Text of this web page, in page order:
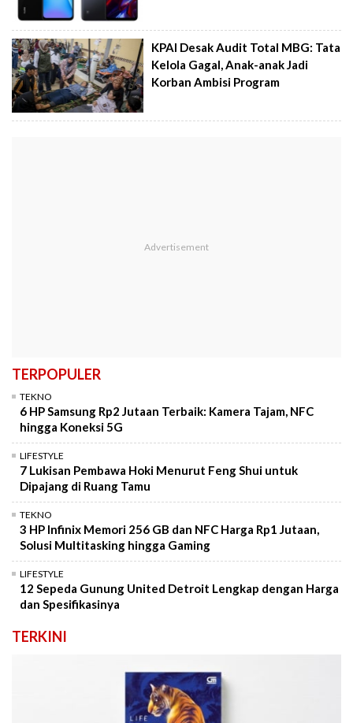
KPAI Desak Audit Total MBG: Tata
Kelola Gagal, Anak-anak Jadi
Korban Ambisi Program
TERPOPULER
TEKNO
6 HP Samsung Rp2 Jutaan Terbaik: Kamera Tajam, NFC
hingga Koneksi 5G
LIFESTYLE
7 Lukisan Pembawa Hoki Menurut Feng Shui untuk
Dipajang di Ruang Tamu
TEKNO
3 HP Infinix Memori 256 GB dan NFC Harga Rp1 Jutaan,
Solusi Multitasking hingga Gaming
LIFESTYLE
12 Sepeda Gunung United Detroit Lengkap dengan Harga
dan Spesifikasinya
TERKINI